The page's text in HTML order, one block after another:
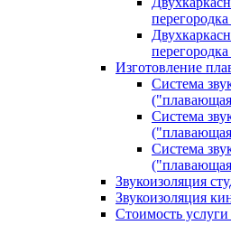
Изготовление
Система
Система
Система
Звукоизоляция
Звукоизоляция
Стоимость услуги